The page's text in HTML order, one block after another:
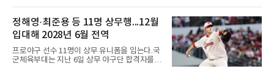
영현을 꼽으며 한국에서는 최고 대우를 받지만
미국은 다르다고 조언했다.
체이스필드에서 열린 애리조나 다이아몬드백스
와의 원정 경기에서 벤치를 지켰다. 전날 교체로
나서 1볼넷 1득점을 기록했으나 이날은 끝내 더
그아웃을 벗어나지 못했다. 시즌 성적은 55경기
타율 0.208(106타수 22안타), 1홈런, 15타점이
다. 팀은 애리조나를 5-1로 꺾고 서부지구 2위와
1경기 차로 좁혔다.김하성의 상황은 더 어렵다.
정해영·최준용 등 11명 상무행...12월
입대해 2028년 6월 전역
프로야구 선수 11명이 상무 유니폼을 입는다.국
군체육부대는 지난 6일 상무 야구단 합격자를